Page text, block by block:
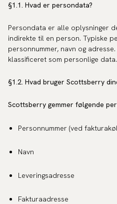
§1.1. Hvad er persondata?
Persondata er alle oplysninger
indirekte til en person. Typiske
personnummer, navn og
klassificeret som personlige data.
§1.2. Hvad bruger Scottsberry
Scottsberry gemmer følgende
Personnummer (ved
Navn
Leveringsadresse
Fakturaadresse